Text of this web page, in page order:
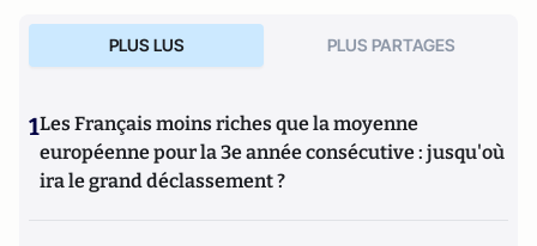
PLUS LUS PLUS PARTAGES
1Les Français moins riches que la moyenne
européenne pour la 3e année consécutive : jusqu'où
ira le grand déclassement ?